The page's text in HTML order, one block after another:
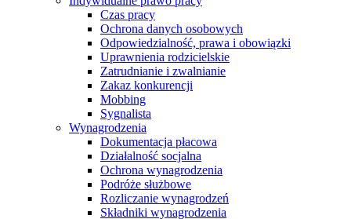
Czas pracy
Ochrona danych osobowych
Odpowiedzialność, prawa i obowiązki
Uprawnienia rodzicielskie
Zatrudnianie i zwalnianie
Zakaz konkurencji
Mobbing
Sygnalista
Wynagrodzenia
Dokumentacja płacowa
Działalność socjalna
Ochrona wynagrodzenia
Podróże służbowe
Rozliczanie wynagrodzeń
Składniki wynagrodzenia